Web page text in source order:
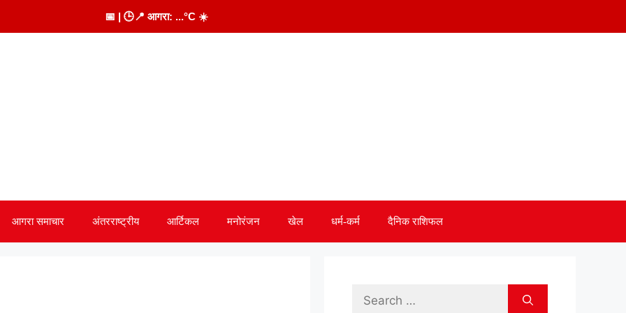
📅 | 🕒📍 आगरा: ...°C ☀️
आगरा समाचार अंतरराष्ट्रीय आर्टिकल मनोरंजन खेल धर्म-कर्म दैनिक राशिफल
Search